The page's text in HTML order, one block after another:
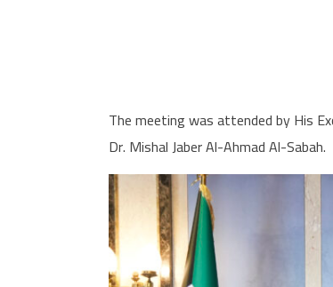
The meeting was attended by His
Dr. Mishal Jaber Al-Ahmad Al-Sabah.